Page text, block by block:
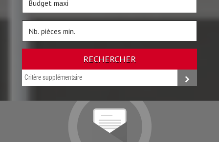
RECHERCHER
Critère supplémentaire